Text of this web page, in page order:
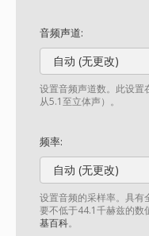
音频声道:
自动 (无更改)
设置音频声道数。此设置
从5.1至立体声）。
频率:
自动 (无更改)
设置音频的采样率。具
要不低于44.1千赫兹的数
基百科。